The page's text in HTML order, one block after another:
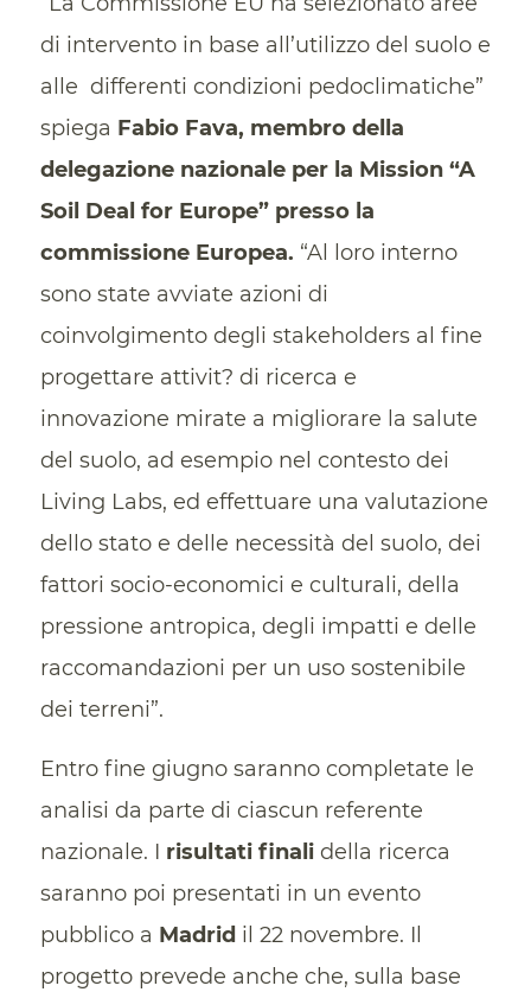
di intervento in base all’utilizzo del suolo e
alle differenti condizioni pedoclimatiche”
spiega Fabio Fava, membro della
delegazione nazionale per la Mission “A
Soil Deal for Europe” presso la
commissione Europea. “Al loro interno
sono state avviate azioni di
coinvolgimento degli stakeholders al fine
progettare attivit? di ricerca e
innovazione mirate a migliorare la salute
del suolo, ad esempio nel contesto dei
Living Labs, ed effettuare una valutazione
dello stato e delle necessità del suolo, dei
fattori socio-economici e culturali, della
pressione antropica, degli impatti e delle
raccomandazioni per un uso sostenibile
dei terreni”.
Entro fine giugno saranno completate le
analisi da parte di ciascun referente
nazionale. I risultati finalidella ricerca
saranno poi presentati in un evento
pubblico a Madrid il 22 novembre. Il
progetto prevede anche che, sulla base